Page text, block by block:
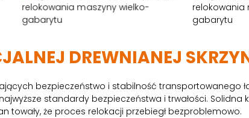
DREWNIANEJ
bezpieczeństwo i stabilność transportowanego
standardy bezpieczeństwa i trwałości. Solidna
towały, że proces relokacji przebiegł bezproblemowo.